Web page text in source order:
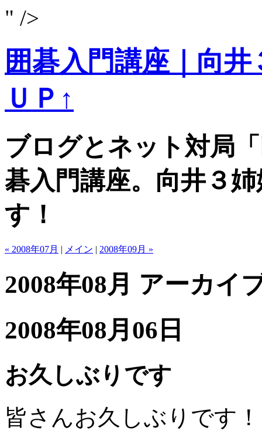
" />
囲碁入門講座｜向
ＵＰ↑
ブログとネット対局
碁入門講座。向井３
す！
« 2008年07月 | メイン | 2008年09月 »
2008年08月 アーカイ
2008年08月06日
お久しぶりです
皆さんお久しぶりです